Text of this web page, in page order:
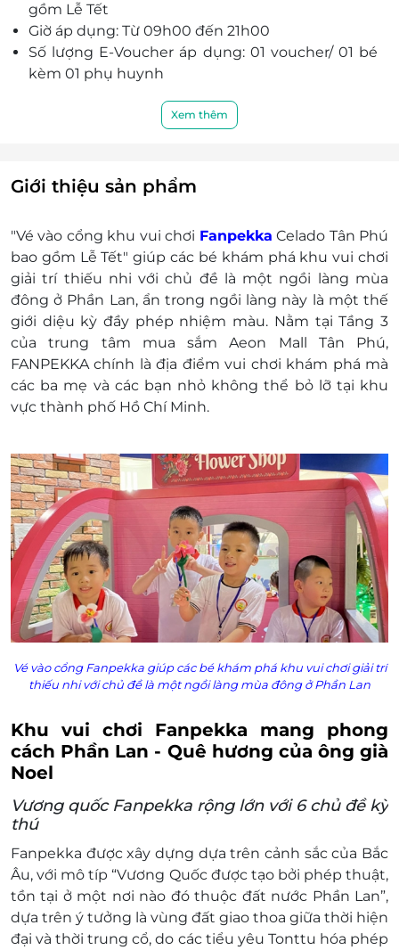
Sở hữu không gian ấn tượng, sinh động, ngập
tràn sắc màu lung linh, đội ngũ nhân viên phục
vụ nhiệt tình, chu đáo, Fanpekka hứa hẹn sẽ là
điểm vui chơi đầy bổ ích cho bé yêu.
gồm Lễ Tết
Giờ áp dụng: Từ 09h00 đến 21h00
Số lượng E-Voucher áp dụng: 01 voucher/ 01 bé
kèm 01 phụ huynh
thêm các phụ huynh khác thì phụ thu
Quý khách giữ vòng tay cẩn thận để được ra
vào nhiều lần trong ngày nhé
huynh bắt buộc mang vớ/tất. Quý khách vui
lòng chuẩn bị vớ/tất trước khi vào khu vui
chơi hoặc mua vớ/tất tại quầy.
Khách hàng liên hệ đăng ký dịch vụ trước khi
đến để được phục vụ tốt nhất:
Hotline: 1900 2065 hoặc 0934 661 016 hoặc
0387 881 956
Fanpekka Celadon Tân Phú: Tầng 3 trung
tâm mua sắm Aeon Mall Tân Phú, 30 Bờ Bao
E-Voucher/E-Coupon không có giá trị quy đổi
thành tiền mặt, không trả lại tiền thừa.
Không áp dụng đồng thời với chương trình
khuyến mại khác
Xem thêm
Giới thiệu sản phẩm
"Vé vào cổng khu vui chơi Fanpekka Celado Tân Phú
bao gồm Lễ Tết" giúp các bé khám phá khu vui chơi
giải trí thiếu nhi với chủ đề là một ngồi làng mùa
đông ở Phần Lan, ẩn trong ngồi làng này là một thế
giới diệu kỳ đầy phép nhiệm màu. Nằm tại Tầng 3
của trung tâm mua sắm Aeon Mall Tân Phú,
FANPEKKA chính là địa điểm vui chơi khám phá mà
các ba mẹ và các bạn nhỏ không thể bỏ lỡ tại khu
vực thành phố Hồ Chí Minh.
Vé vào cổngFanpekka giúp các bé khám phá khu vui chơi giải trí
thiếu nhi với chủ đề là một ngồi làng mùa đông ở Phần Lan
Khu vui chơi Fanpekka mang phong
cách Phần Lan - Quê hương của ông già
Noel
Vương quốc Fanpekka rộng lớn với 6 chủ đề kỳ
thú
Fanpekka được xây dựng dựa trên cảnh sắc của Bắc
Âu, với mô típ “Vương Quốc được tạo bởi phép thuật,
tồn tại ở một nơi nào đó thuộc đất nước Phần Lan”,
dựa trên ý tưởng là vùng đất giao thoa giữa thời hiện
đại và thời trung cổ, do các tiểu yêu Tonttu hóa phép